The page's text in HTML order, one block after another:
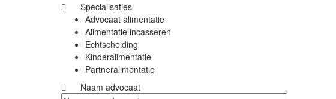
Specialisaties
Advocaat alimentatie
Alimentatie incasseren
Echtscheiding
Kinderalimentatie
Partneralimentatie
Naam advocaat